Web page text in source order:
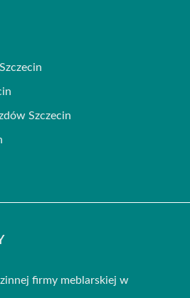
Szczecin
firmy meblarskiej w